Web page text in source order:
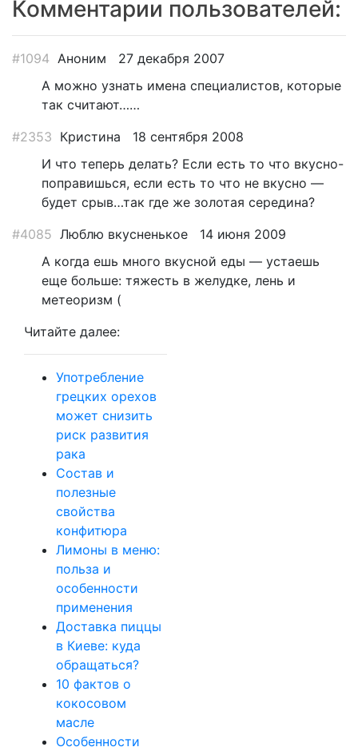
Комментарии пользователей:
#1094 Аноним
27 декабря 2007
А можно узнать имена специалистов, которые
так считают……
#2353 Кристина
18 сентября 2008
И что теперь делать? Если есть то что вкусно-
поправишься, если есть то что не вкусно —
будет срыв…так где же золотая середина?
#4085 Люблю вкусненькое
14 июня 2009
А когда ешь много вкусной еды — устаешь
еще больше: тяжесть в желудке, лень и
метеоризм (
Читайте далее:
Употребление
грецких орехов
может снизить
риск развития
рака
Состав и
полезные
свойства
конфитюра
Лимоны в меню:
польза и
особенности
применения
Доставка пиццы
в Киеве: куда
обращаться?
10 фактов о
кокосовом
масле
Особенности